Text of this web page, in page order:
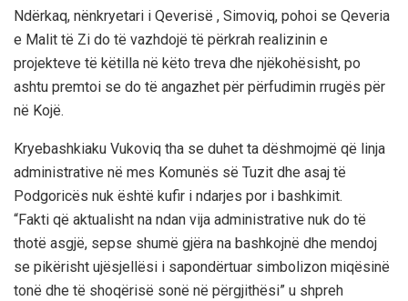
Ndërkaq, nënkryetari i Qeverisë , Simoviq, pohoi se Qeveria
e Malit të Zi do të vazhdojë të përkrah realizinin e
projekteve të këtilla në këto treva dhe njëkohësisht, po
ashtu premtoi se do të angazhet për përfudimin rrugës për
në Kojë.
Kryebashkiaku Vukoviq tha se duhet ta dëshmojmë që linja
administrative në mes Komunës së Tuzit dhe asaj të
Podgoricës nuk është kufir i ndarjes por i bashkimit.
“Fakti që aktualisht na ndan vija administrative nuk do të
thotë asgjë, sepse shumë gjëra na bashkojnë dhe mendoj
se pikërisht ujësjellësi i sapondërtuar simbolizon miqësinë
tonë dhe të shoqërisë sonë në përgjithësi” u shpreh